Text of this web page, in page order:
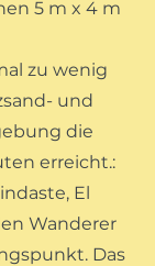
5 m x 4 m
zu wenig
und
die
erreicht.:
El
Wanderer
Das